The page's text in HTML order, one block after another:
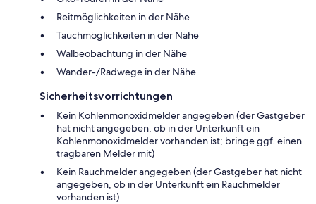
Reitmöglichkeiten in der Nähe
Tauchmöglichkeiten in der Nähe
Walbeobachtung in der Nähe
Wander-/Radwege in der Nähe
Sicherheitsvorrichtungen
Kein Kohlenmonoxidmelder angegeben (der Gastgeber
hat nicht angegeben, ob in der Unterkunft ein
Kohlenmonoxidmelder vorhanden ist; bringe ggf. einen
tragbaren Melder mit)
Kein Rauchmelder angegeben (der Gastgeber hat nicht
angegeben, ob in der Unterkunft ein Rauchmelder
vorhanden ist)